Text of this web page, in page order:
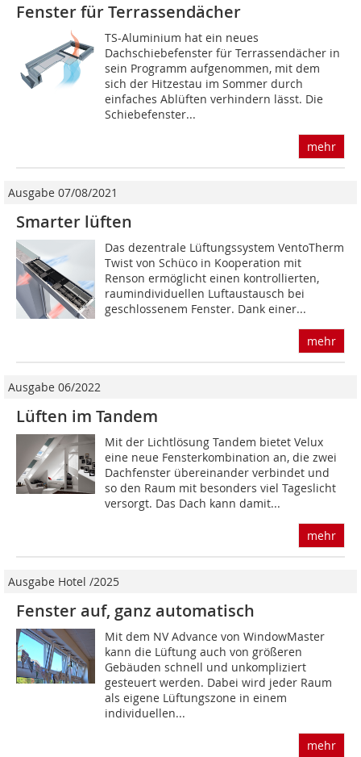
Fenster für Terrassendächer
TS-Aluminium hat ein neues
Dachschiebefenster für Terrassendächer in
sein Programm aufgenommen, mit dem
sich der Hitzestau im Sommer durch
einfaches Ablüften verhindern lässt. Die
Schiebefenster...
mehr
Ausgabe 07/08/2021
Smarter lüften
Das dezentrale Lüftungssystem VentoTherm
Twist von Schüco in Kooperation mit
Renson ermöglicht einen kontrollierten,
raumindividuellen Luftaustausch bei
geschlossenem Fenster. Dank einer...
mehr
Ausgabe 06/2022
Lüften im Tandem
Mit der Lichtlösung Tandem bietet Velux
eine neue Fensterkombination an, die zwei
Dachfens­ter übereinander verbindet und
so den Raum mit besonders viel Tageslicht
versorgt. Das Dach kann damit...
mehr
Ausgabe Hotel /2025
Fenster auf, ganz automatisch
Mit dem NV Advance von WindowMaster
kann die Lüftung auch von größeren
Gebäuden schnell und unkompliziert
gesteuert werden. Dabei wird jeder Raum
als eigene Lüftungszone in einem
individuellen...
mehr